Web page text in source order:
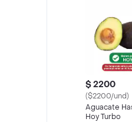
$ 2200
($2200/und)
Aguacate
Hoy Turbo